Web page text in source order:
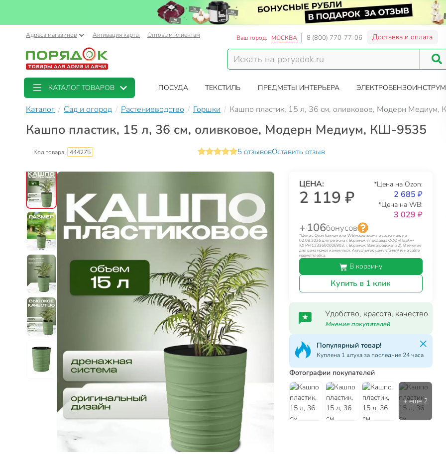
Адреса магазинов Активация карты Оптовым клиентам Ваш город: МОСКВА 8 (800) 770-77-06 Доставка и оплата
КАТАЛОГ ТОВАРОВ ПОСУДА ТЕКСТИЛЬ ПРЕДМЕТЫ ИНТЕРЬЕРА
Каталог Сад и огород Растениеводство Горшки Кашпо пластик, 15 л, 36 см, оливковое, Модерн Медиум,
Кашпо пластик, 15 л, 36 см, оливковое, Модерн Медиум, КШ-9535
Код товара: 444275 5 отзывовОставить отзыв
ЦЕНА:
2 119 ₽
*Цена на Ozon:
2 685 ₽
*Цена на WB:
3 029 ₽
+ 106бонусов
*Цена с Озон банком или WB кошельком по состоянию на
02.08.2026 для региона г. Воронеж у продавца ООО «Прайм»
(ОГРН 1233600006903, г. Воронеж, Волгоградская 32). В течение
дня цена может изменяться. Актуальную цену уточняйте на сайте
маркетплейса.
В корзину
Купить в 1 клик
Удобство, красота, качество
Мнение покупателей
Популярный товар!
Куплена 1 штука за последние 24 часа
Фотографии покупателей